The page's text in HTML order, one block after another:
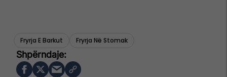
Fryrja E Barkut Fryrja Në Stomak